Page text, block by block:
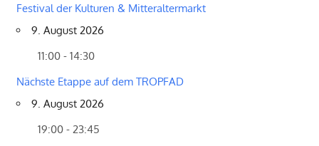
Festival der Kulturen & Mitteraltermarkt
9. August 2026
11:00 - 14:30
Nächste Etappe auf dem TROPFAD
9. August 2026
19:00 - 23:45